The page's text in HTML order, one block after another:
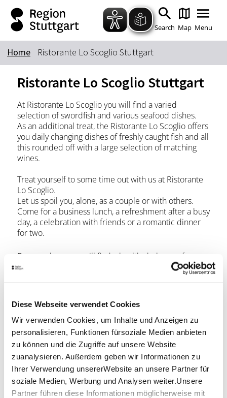
Diese Webseite verwendet Cookies
Wir verwenden Cookies, um Inhalte und Anzeigen zu
personalisieren, Funktionen fürsoziale Medien anbieten
zu können und die Zugriffe auf unsere Website
zuanalysieren. Außerdem geben wir Informationen zu
Ihrer Verwendung unsererWebsite an unsere Partner für
soziale Medien, Werbung und Analysen weiter.Unsere
Partner führen diese Informationen möglicherweise mit
Zum Hauptinhalt springen
Zur Suche springen
Zur Hauptnavigation
Zum Footer springen
Search Map Menu
Keyword
Home Ristorante Lo Scoglio Stuttgart
Ristorante Lo Scoglio Stuttgart
At Ristorante Lo Scoglio you will find a varied
selection of swordfish and various seafood dishes.
As an additional treat, the Ristorante Lo Scoglio offers
you daily changing dishes of freshly caught fish and all
this rounded off with a large selection of matching
wines.
Treat yourself to some time out with us at Ristorante
Lo Scoglio.
Let us spoil you, alone, as a couple or with others.
Come for a business lunch, a refreshment after a busy
day, a celebration with friends or a romantic dinner
for two.
Because here you will find a healthy balance of
tradition and innovation, and at an exceptional time,
from Monday to Saturday from 5.30 pm to 3.00 am.
Location & Contact
Ristorante Lo Scoglio
Calwer Straße 48
70173 Stuttgart
Phone:+49 (0)711 722 303 33
Email:da-vitale@live.it
Website:www.da-vitale.de